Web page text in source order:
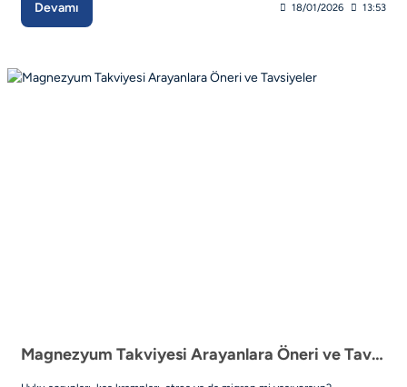
Devamı 18/01/2026 13:53
Magnezyum Takviyesi Arayanlara Öneri ve Tavsiyeler